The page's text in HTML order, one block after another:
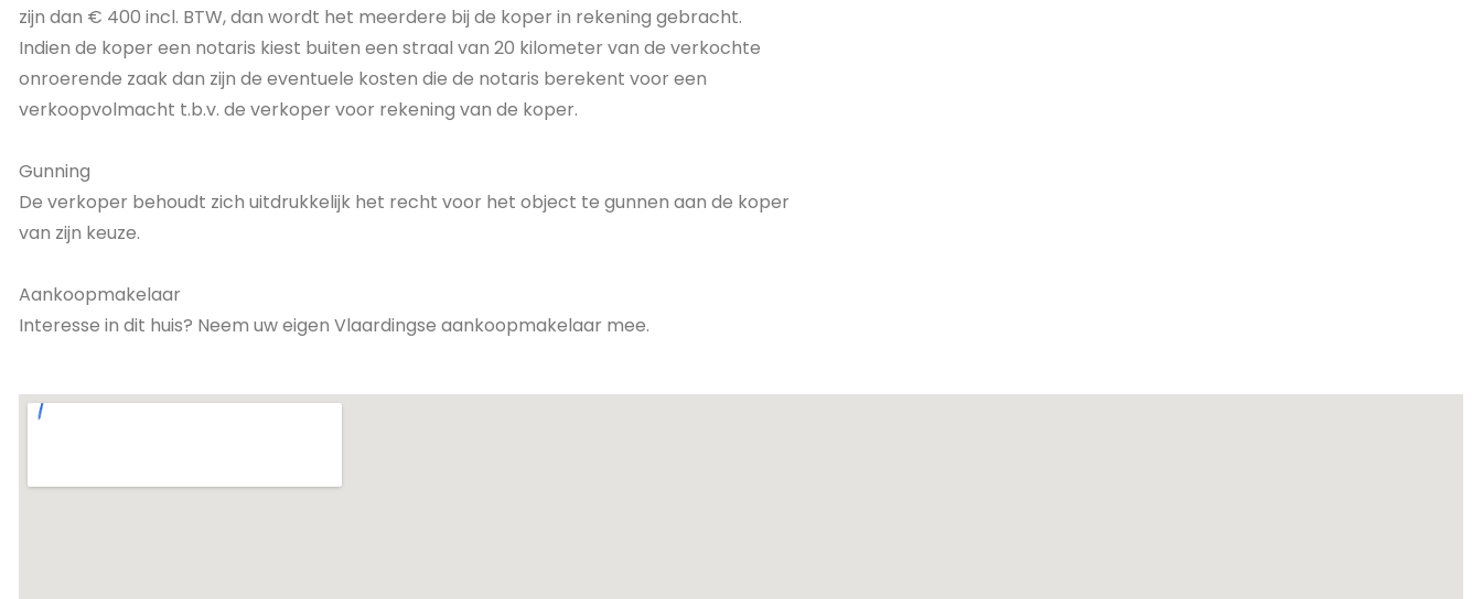
zijn dan € 400 incl. BTW, dan wordt het meerdere bij de koper in rekening gebracht.
Indien de koper een notaris kiest buiten een straal van 20 kilometer van de verkochte
onroerende zaak dan zijn de eventuele kosten die de notaris berekent voor een
verkoopvolmacht t.b.v. de verkoper voor rekening van de koper.
Gunning
De verkoper behoudt zich uitdrukkelijk het recht voor het object te gunnen aan de koper
van zijn keuze.
Aankoopmakelaar
Interesse in dit huis? Neem uw eigen Vlaardingse aankoopmakelaar mee.